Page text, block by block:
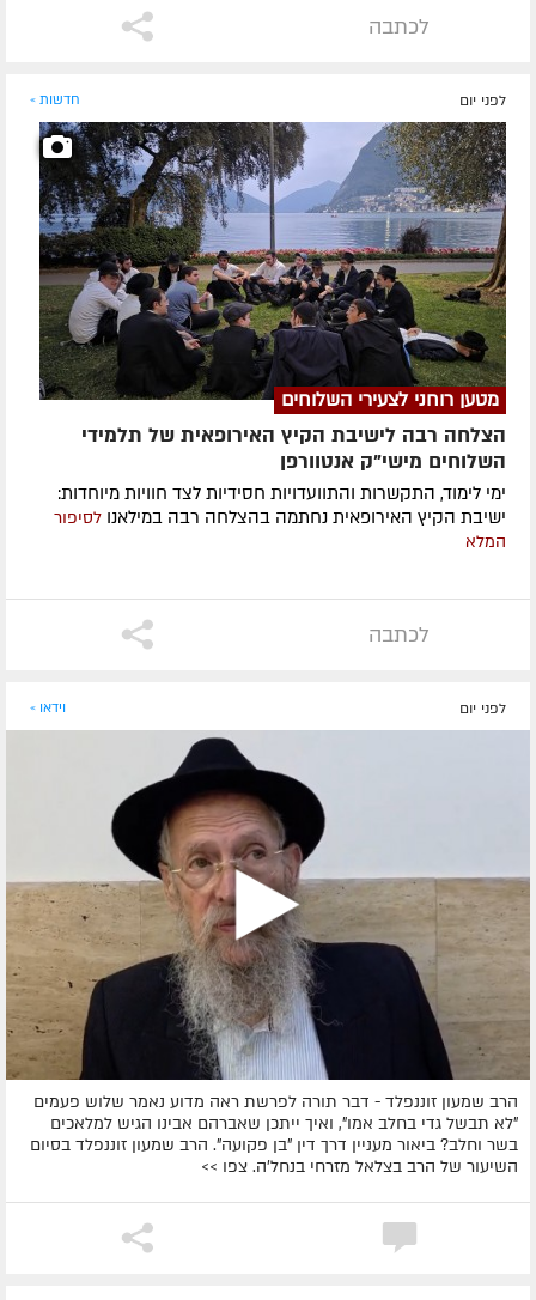
לכתבה
לפני יום חדשות »
מטען רוחני לצעירי השלוחים
הצלחה רבה לישיבת הקיץ האירופאית של תלמידי
השלוחים מישי"ק אנטוורפן
ימי לימוד, התקשרות והתוועדויות חסידיות לצד חוויות מיוחדות:
ישיבת הקיץ האירופאית נחתמה בהצלחה רבה במילאנו לסיפור
המלא
לכתבה
לפני יום וידאו »
הרב שמעון זוננפלד - דבר תורה לפרשת ראה מדוע נאמר שלוש פעמים
"לא תבשל גדי בחלב אמו", ואיך ייתכן שאברהם אבינו הגיש למלאכים
בשר וחלב? ביאור מעניין דרך דין "בן פקועה". הרב שמעון זוננפלד בסיום
השיעור של הרב בצלאל מזרחי בנחל'ה. צפו >>